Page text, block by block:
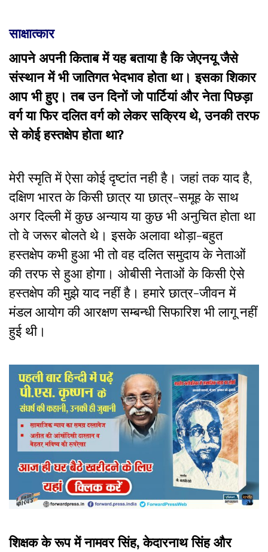
साक्षात्कार
आपने अपनी किताब में यह बताया है कि जेएनयू जैसे
संस्थान में भी जातिगत भेदभाव होता था। इसका शिकार
आप भी हुए। तब उन दिनों जो पार्टियां और नेता पिछड़ा
वर्ग या फिर दलित वर्ग को लेकर सक्रिय थे, उनकी तरफ
से कोई हस्तक्षेप होता था?
मेरी स्मृति में ऐसा कोई दृष्टांत नही है। जहां तक याद है,
दक्षिण भारत के किसी छात्र या छात्र-समूह के साथ
अगर दिल्ली में कुछ अन्याय या कुछ भी अनुचित होता था
तो वे जरूर बोलते थे। इसके अलावा थोड़ा-बहुत
हस्तक्षेप कभी हुआ भी तो वह दलित समुदाय के नेताओं
की तरफ से हुआ होगा। ओबीसी नेताओं के किसी ऐसे
हस्तक्षेप की मुझे याद नहीं है। हमारे छात्र-जीवन में
मंडल आयोग की आरक्षण सम्बन्धी सिफारिश भी लागू नहीं
हुई थी।
शिक्षक के रूप में नामवर सिंह, केदारनाथ सिंह और